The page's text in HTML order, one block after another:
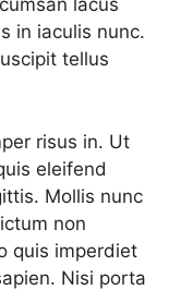
lacus
in iaculis nunc.
tellus
risus in. Ut
eleifend
Mollis nunc
non
quis imperdiet
Nisi porta